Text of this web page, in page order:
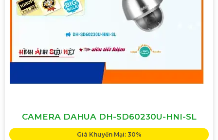
CAMERA DAHUA DH-SD60230U-HNI-SL
Giá Khuyến Mại: 30%